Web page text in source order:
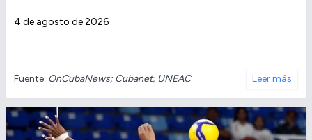
4 de agosto de 2026
Fuente: OnCubaNews; Cubanet; UNEAC Leer más